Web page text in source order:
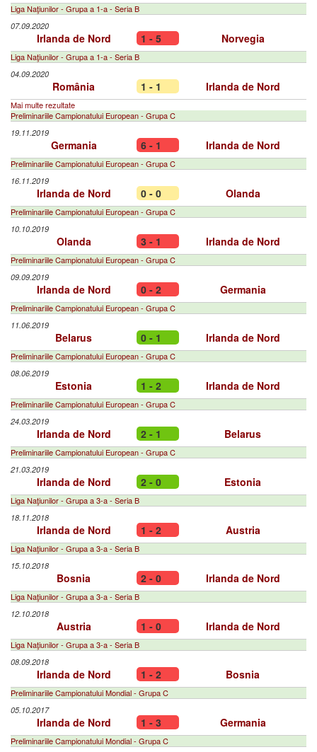
Liga Naţiunilor - Grupa a 1-a - Seria B
07.09.2020
Irlanda de Nord 1 - 5 Norvegia
Liga Naţiunilor - Grupa a 1-a - Seria B
04.09.2020
România 1 - 1 Irlanda de Nord
Mai multe rezultate
Preliminariile Campionatului European - Grupa C
19.11.2019
Germania 6 - 1 Irlanda de Nord
Preliminariile Campionatului European - Grupa C
16.11.2019
Irlanda de Nord 0 - 0 Olanda
Preliminariile Campionatului European - Grupa C
10.10.2019
Olanda 3 - 1 Irlanda de Nord
Preliminariile Campionatului European - Grupa C
09.09.2019
Irlanda de Nord 0 - 2 Germania
Preliminariile Campionatului European - Grupa C
11.06.2019
Belarus 0 - 1 Irlanda de Nord
Preliminariile Campionatului European - Grupa C
08.06.2019
Estonia 1 - 2 Irlanda de Nord
Preliminariile Campionatului European - Grupa C
24.03.2019
Irlanda de Nord 2 - 1 Belarus
Preliminariile Campionatului European - Grupa C
21.03.2019
Irlanda de Nord 2 - 0 Estonia
Liga Naţiunilor - Grupa a 3-a - Seria B
18.11.2018
Irlanda de Nord 1 - 2 Austria
Liga Naţiunilor - Grupa a 3-a - Seria B
15.10.2018
Bosnia 2 - 0 Irlanda de Nord
Liga Naţiunilor - Grupa a 3-a - Seria B
12.10.2018
Austria 1 - 0 Irlanda de Nord
Liga Naţiunilor - Grupa a 3-a - Seria B
08.09.2018
Irlanda de Nord 1 - 2 Bosnia
Preliminariile Campionatului Mondial - Grupa C
05.10.2017
Irlanda de Nord 1 - 3 Germania
Preliminariile Campionatului Mondial - Grupa C